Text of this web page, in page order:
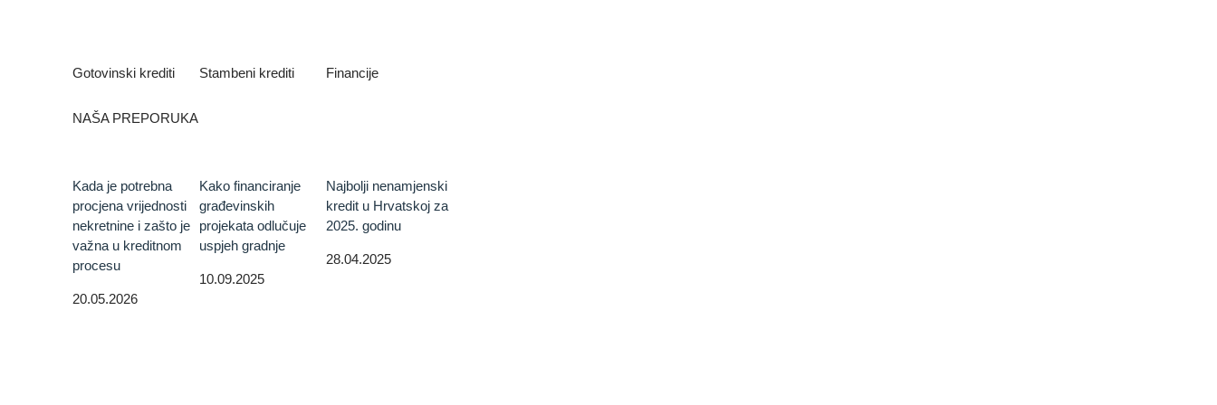
Gotovinski krediti Stambeni krediti Financije
NAŠA PREPORUKA
Kada je potrebna
procjena vrijednosti
nekretnine i zašto je
važna u kreditnom
procesu
20.05.2026
Kako financiranje
građevinskih
projekata odlučuje
uspjeh gradnje
10.09.2025
Najbolji nenamjenski
kredit u Hrvatskoj za
2025. godinu
28.04.2025